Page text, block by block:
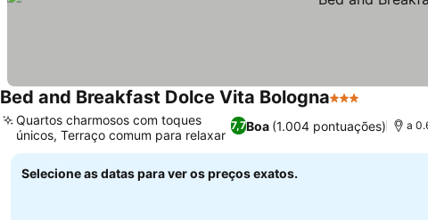
Bed and Breakfast Dolce Vita Bologna3 Estrelas
7,7Boa (1.004 pontuações)
Quartos charmosos com toques
únicos, Terraço comum para relaxar
a
Selecione as datas para ver os preços exatos.